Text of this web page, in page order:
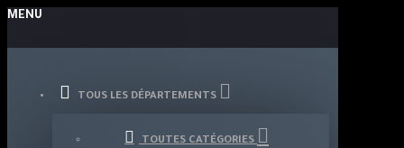
MENU
TOUS LES DÉPARTEMENTS
TOUTES CATÉGORIES